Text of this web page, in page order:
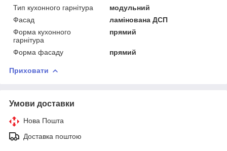
Тип кухонного гарнітура
модульний
Фасад
ламінована ДСП
Форма кухонного
гарнітура
прямий
Форма фасаду прямий
Приховати
Умови доставки
Нова Пошта
Доставка поштою